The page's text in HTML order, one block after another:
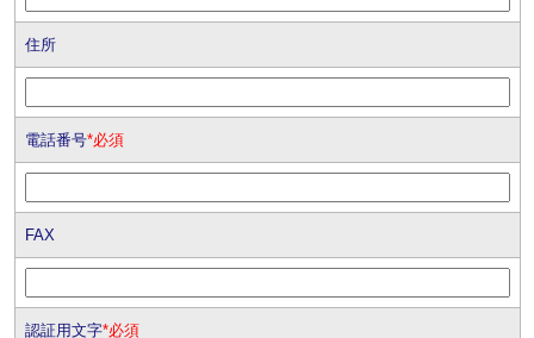
住所
電話番号*必須
FAX
認証用文字*必須